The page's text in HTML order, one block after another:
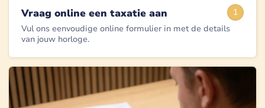
1
Vraag online een taxatie aan
Vul ons eenvoudige online formulier in met de details
van jouw horloge.